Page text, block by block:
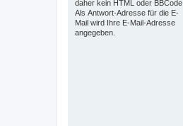
daher kein HTML oder BBCode.
Als Antwort-Adresse für die E-
Mail wird Ihre E-Mail-Adresse
angegeben.